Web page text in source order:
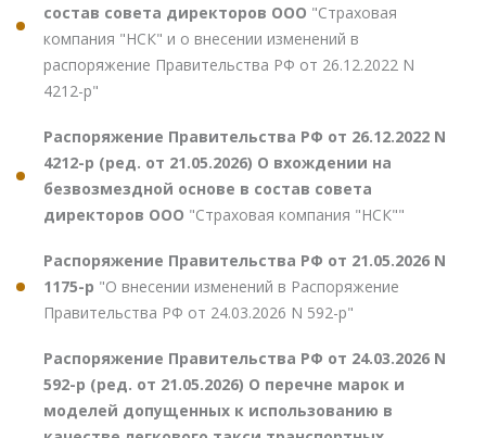
состав совета директоров ООО "Страховая
компания "НСК" и о внесении изменений в
распоряжение Правительства РФ от 26.12.2022 N
4212-р"
Распоряжение Правительства РФ от 26.12.2022 N
4212-р (ред. от 21.05.2026) О вхождении на
безвозмездной основе в состав совета
директоров ООО "Страховая компания "НСК""
Распоряжение Правительства РФ от 21.05.2026 N
1175-р "О внесении изменений в Распоряжение
Правительства РФ от 24.03.2026 N 592-р"
Распоряжение Правительства РФ от 24.03.2026 N
592-р (ред. от 21.05.2026) О перечне марок и
моделей допущенных к использованию в